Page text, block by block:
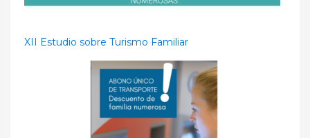
XII Estudio sobre Turismo Familiar